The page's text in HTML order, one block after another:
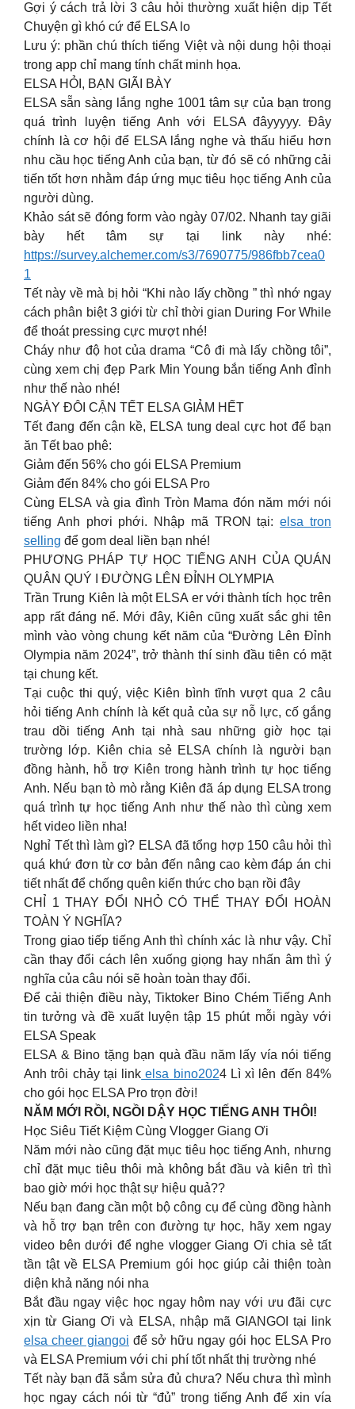
Gợi ý cách trả lời 3 câu hỏi thường xuất hiện dịp Tết
Chuyện gì khó cứ để ELSA lo
Lưu ý: phần chú thích tiếng Việt và nội dung hội thoại
trong app chỉ mang tính chất minh họa.
ELSA HỎI, BẠN GIÃI BÀY
ELSA sẵn sàng lắng nghe 1001 tâm sự của bạn trong
quá trình luyện tiếng Anh với ELSA đâyyyyy. Đây
chính là cơ hội để ELSA lắng nghe và thấu hiểu hơn
nhu cầu học tiếng Anh của bạn, từ đó sẽ có những cải
tiến tốt hơn nhằm đáp ứng mục tiêu học tiếng Anh của
người dùng.
Khảo sát sẽ đóng form vào ngày 07/02. Nhanh tay giãi
bày hết tâm sự tại link này nhé:
https://survey.alchemer.com/s3/7690775/986fbb7cea0
1
Tết này về mà bị hỏi “Khi nào lấy chồng ” thì nhớ ngay
cách phân biệt 3 giới từ chỉ thời gian During For While
để thoát pressing cực mượt nhé!
Cháy như độ hot của drama “Cô đi mà lấy chồng tôi”,
cùng xem chị đẹp Park Min Young bắn tiếng Anh đỉnh
như thế nào nhé!
NGÀY ĐÔI CẬN TẾT ELSA GIẢM HẾT
Tết đang đến cận kề, ELSA tung deal cực hot để bạn
ăn Tết bao phê:
Giảm đến 56% cho gói ELSA Premium
Giảm đến 84% cho gói ELSA Pro
Cùng ELSA và gia đình Tròn Mama đón năm mới nói
tiếng Anh phơi phới. Nhập mã TRON tại:elsa tron
selling để gom deal liền bạn nhé!
PHƯƠNG PHÁP TỰ HỌC TIẾNG ANH CỦA QUÁN
QUÂN QUÝ I ĐƯỜNG LÊN ĐỈNH OLYMPIA
Trần Trung Kiên là một ELSA er với thành tích học trên
app rất đáng nể. Mới đây, Kiên cũng xuất sắc ghi tên
mình vào vòng chung kết năm của “Đường Lên Đỉnh
Olympia năm 2024”, trở thành thí sinh đầu tiên có mặt
tại chung kết.
Tại cuộc thi quý, việc Kiên bình tĩnh vượt qua 2 câu
hỏi tiếng Anh chính là kết quả của sự nỗ lực, cố gắng
trau dồi tiếng Anh tại nhà sau những giờ học tại
trường lớp. Kiên chia sẻ ELSA chính là người bạn
đồng hành, hỗ trợ Kiên trong hành trình tự học tiếng
Anh. Nếu bạn tò mò rằng Kiên đã áp dụng ELSA trong
quá trình tự học tiếng Anh như thế nào thì cùng xem
hết video liền nha!
Nghỉ Tết thì làm gì? ELSA đã tổng hợp 150 câu hỏi thì
quá khứ đơn từ cơ bản đến nâng cao kèm đáp án chi
tiết nhất để chống quên kiến thức cho bạn rồi đây
CHỈ 1 THAY ĐỔI NHỎ CÓ THỂ THAY ĐỔI HOÀN
TOÀN Ý NGHĨA?
Trong giao tiếp tiếng Anh thì chính xác là như vậy. Chỉ
cần thay đổi cách lên xuống giọng hay nhấn âm thì ý
nghĩa của câu nói sẽ hoàn toàn thay đổi.
Để cải thiện điều này, Tiktoker Bino Chém Tiếng Anh
tin tưởng và đề xuất luyện tập 15 phút mỗi ngày với
ELSA Speak
ELSA & Bino tặng bạn quà đầu năm lấy vía nói tiếng
Anh trôi chảy tại link elsa bino2024 Lì xì lên đến 84%
cho gói học ELSA Pro trọn đời!
NĂM MỚI RỒI, NGỒI DẬY HỌC TIẾNG ANH THÔI!
Học Siêu Tiết Kiệm Cùng Vlogger Giang Ơi
Năm mới nào cũng đặt mục tiêu học tiếng Anh, nhưng
chỉ đặt mục tiêu thôi mà không bắt đầu và kiên trì thì
bao giờ mới học thật sự hiệu quả??
Nếu bạn đang cần một bộ công cụ để cùng đồng hành
và hỗ trợ bạn trên con đường tự học, hãy xem ngay
video bên dưới để nghe vlogger Giang Ơi chia sẻ tất
tần tật về ELSA Premium gói học giúp cải thiện toàn
diện khả năng nói nha
Bắt đầu ngay việc học ngay hôm nay với ưu đãi cực
xịn từ Giang Ơi và ELSA, nhập mã GIANGOI tại link
elsa cheer giangoi để sở hữu ngay gói học ELSA Pro
và ELSA Premium với chi phí tốt nhất thị trường nhé
Tết này bạn đã sắm sửa đủ chưa? Nếu chưa thì mình
học ngay cách nói từ “đủ” trong tiếng Anh để xin vía